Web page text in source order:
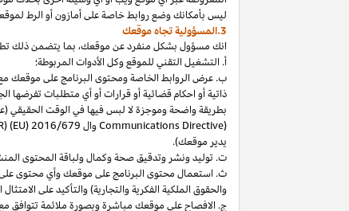
ليس بأمكانكوضع روابط خاصة على أمازون أو الرط
3.المسؤولية تجاه موقعك
انك مسؤول بشكل منفرد عن موقعك، بما يتضمن ذلك
أ. التشغيل التقني للموقع وكل الأدوات المربوطة؛
ب. عرض الروابط الخاصة ومحتوى البرنامج على موقعك مع
ذاتية أو احكام قضائية أو قرارات أو أي متطلبات
بطريقة واضحة وموجزة لا لبس فيها في الوقت الحقيقي
Communications Directive) وال (EU) 2016/679
يدير موقعك).
ت. توليد ونشر وتدقيق صحة وكمال ولباقة المحتوى
ث. استعمال محتوى البرنامج على موقعك وأي محتوى
والحقوق الملكية الفكرية والتجارية) والتأكيد على
ج. الافصاح على موقعك مباشرة وبصورة ملائمة تتوافق